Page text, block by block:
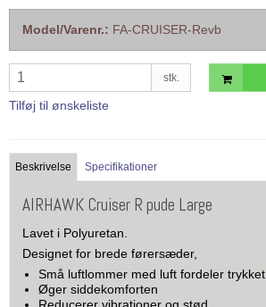
Model/Varenr.: FA-CRUISER-Revb
stk.
Tilføj til ønskeliste
Beskrivelse Specifikationer
AIRHAWK Cruiser R pude Large
Lavet i Polyuretan.
Designet for brede førersæder,
Små luftlommer med luft fordeler trykket
Øger siddekomforten